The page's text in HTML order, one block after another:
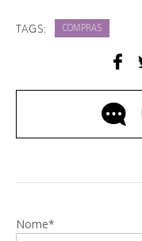
TAGS: COMPRAS
Nome*